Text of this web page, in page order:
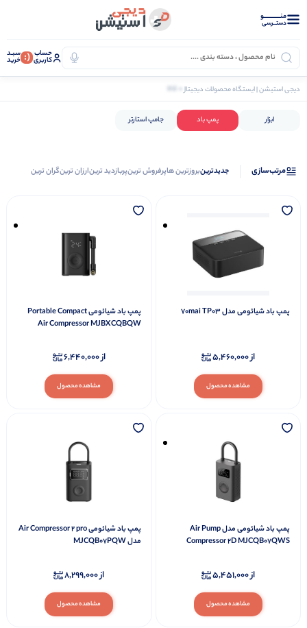
منــــــــــــو
دستــرسی
حساب
کاربری (: سبـد
خرید
دیجی استیشن | ایستگاه محصولات دیجیتال
ابزار پمپ باد جامپ استارتر
مرتب‌سازی جدیدترینبروزترین هاپرفروش ترینپربازدید ترینارزان ترینگران ترین
پمپ باد شیائومی مدل 70mai TP03
مشاهده محصول
از5,460,000
پمپ باد شیائومی Portable Compact
Air Compressor MJBXCQBQW
مشاهده محصول
از6,440,000
پمپ باد شیائومی مدل Air Pump
Compressor 2D MJCQB07QWS
مشاهده محصول
از5,451,000
پمپ باد شیائومی Air Compressor 2 pro
مدل MJCQB07PQW
مشاهده محصول
از8,299,000